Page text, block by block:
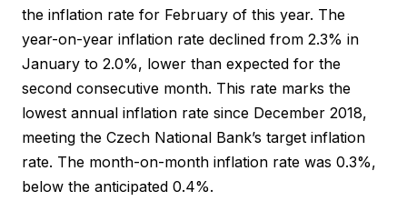
the inflation rate for February of this year. The
year-on-year inflation rate declined from 2.3% in
January to 2.0%, lower than expected for the
second consecutive month. This rate marks the
lowest annual inflation rate since December 2018,
meeting the Czech National Bank’s target inflation
rate. The month-on-month inflation rate was 0.3%,
below the anticipated 0.4%.